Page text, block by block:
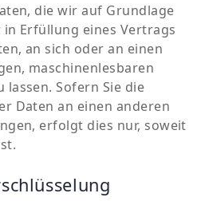
die wir auf Grundlage
Erfüllung eines Vertrags
an sich oder an einen
maschinenlesbaren
lassen. Sofern Sie die
Daten an einen anderen
erfolgt dies nur, soweit